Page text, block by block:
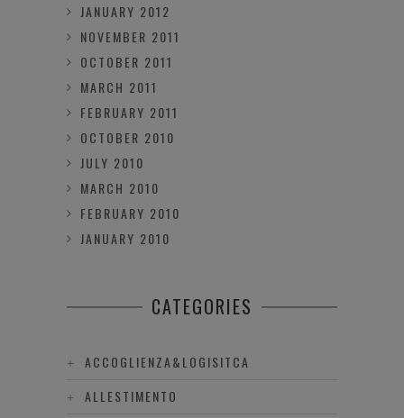
JANUARY 2012
NOVEMBER 2011
OCTOBER 2011
MARCH 2011
FEBRUARY 2011
OCTOBER 2010
JULY 2010
MARCH 2010
FEBRUARY 2010
JANUARY 2010
CATEGORIES
ACCOGLIENZA&LOGISITCA
ALLESTIMENTO